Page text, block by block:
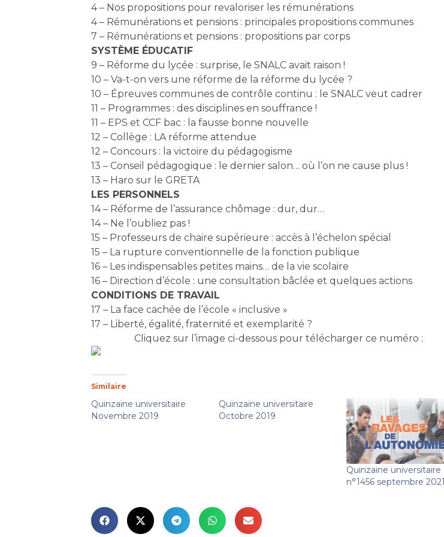
4 – Nos propositions pour revaloriser les rémunérations
4 – Rémunérations et pensions : principales propositions communes
7 – Rémunérations et pensions : propositions par corps
SYSTÈME ÉDUCATIF
9 – Réforme du lycée : surprise, le SNALC avait raison !
10 – Va-t-on vers une réforme de la réforme du lycée ?
10 – Épreuves communes de contrôle continu : le SNALC veut cadrer
11 – Programmes : des disciplines en souffrance !
11 – EPS et CCF bac : la fausse bonne nouvelle
12 – Collège : LA réforme attendue
12 – Concours : la victoire du pédagogisme
13 – Conseil pédagogique : le dernier salon… où l’on ne cause plus !
13 – Haro sur le GRETA
LES PERSONNELS
14 – Réforme de l’assurance chômage : dur, dur…
14 – Ne l’oubliez pas !
15 – Professeurs de chaire supérieure : accès à l’échelon spécial
15 – La rupture conventionnelle de la fonction publique
16 – Les indispensables petites mains… de la vie scolaire
16 – Direction d’école : une consultation bâclée et quelques actions
CONDITIONS DE TRAVAIL
17 – La face cachée de l’école « inclusive »
17 – Liberté, égalité, fraternité et exemplarité ?
Cliquez sur l’image ci-dessous pour télécharger ce numéro :
Similaire
Quinzaine universitaire
Novembre 2019
Quinzaine universitaire
Octobre 2019
Quinzaine universitaire
n°1456 septembre 2021